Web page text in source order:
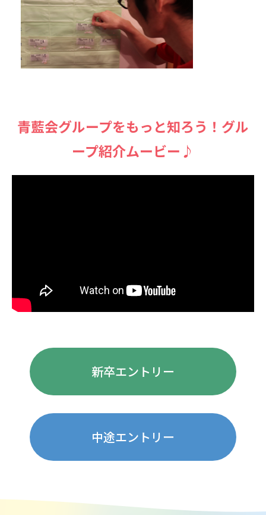
⻘藍会グループをもっと知ろう！グル
ープ紹介ムービー♪